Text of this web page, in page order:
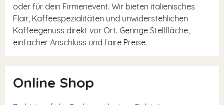
oder für dein Firmenevent. Wir bieten italienisches
Flair, Kaffeespezialitäten und unwiderstehlichen
Kaffeegenuss direkt vor Ort. Geringe Stellfläche,
einfacher Anschluss und faire Preise.
Online Shop